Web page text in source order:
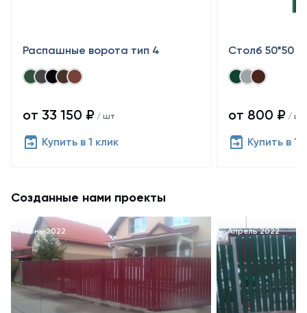
Распашные ворота тип 4
от 33 150 ₽ / шт
Купить в 1 клик
Столб 50*50
от 800 ₽ / шт
Купить в 1
Созданные нами проекты
Июнь 2022 Апрель 2022